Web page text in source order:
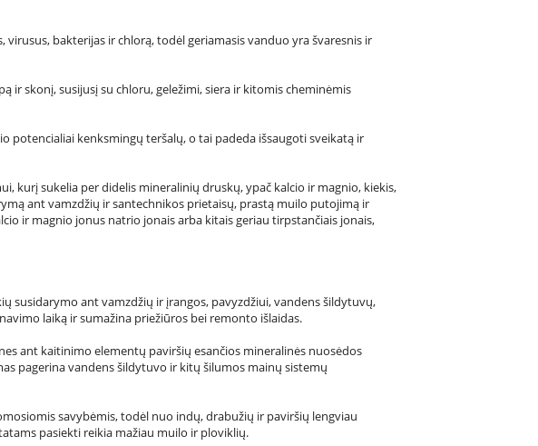
bakterijas ir chlorą, todėl geriamasis vanduo yra švaresnis ir
ir skonį, susijusį su chloru, geležimi, siera ir kitomis cheminėmis
potencialiai kenksmingų teršalų, o tai padeda išsaugoti sveikatą ir
kurį sukelia per didelis mineralinių druskų, ypač kalcio ir magnio, kiekis,
ant vamzdžių ir santechnikos prietaisų, prastą muilo putojimą ir
ir magnio jonus natrio jonais arba kitais geriau tirpstančiais jonais,
susidarymo ant vamzdžių ir įrangos, pavyzdžiui, vandens šildytuvų,
laiką ir sumažina priežiūros bei remonto išlaidas.
ant kaitinimo elementų paviršių esančios mineralinės nuosėdos
pagerina vandens šildytuvo ir kitų šilumos mainų sistemų
savybėmis, todėl nuo indų, drabužių ir paviršių lengviau
pasiekti reikia mažiau muilo ir ploviklių.